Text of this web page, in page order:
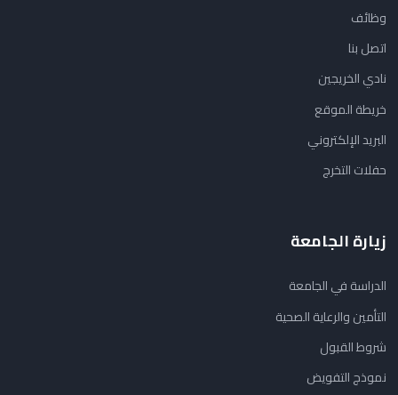
وظائف
اتصل بنا
نادي الخريجين
خريطة الموقع
البريد الإلكتروني
حفلات التخرج
زيارة الجامعة
الدراسة في الجامعة
التأمين والرعاية الصحية
شروط القبول
نموذج التفويض